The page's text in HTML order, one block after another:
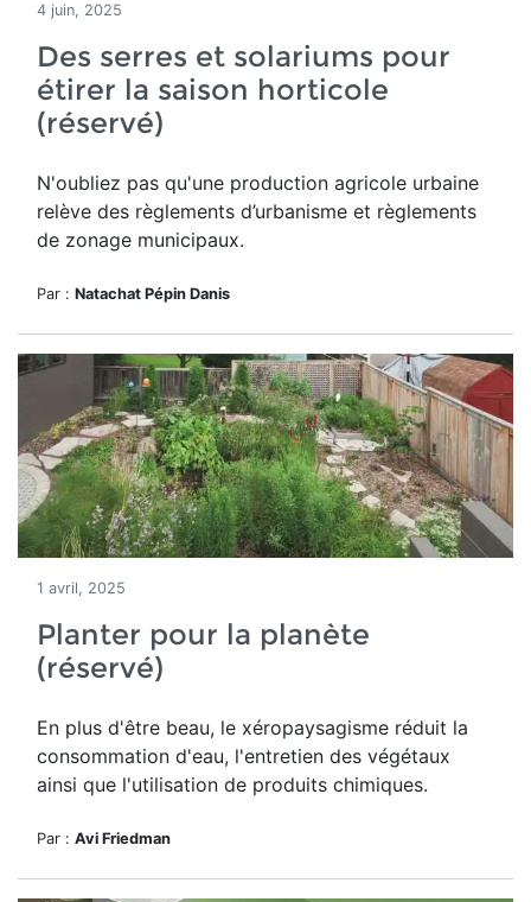
4 juin, 2025
Des serres et solariums pour
étirer la saison horticole
(réservé)
N'oubliez pas qu'une production agricole urbaine
relève des règlements d’urbanisme et règlements
de zonage municipaux.
Par : Natachat Pépin Danis
1 avril, 2025
Planter pour la planète
(réservé)
En plus d'être beau, le xéropaysagisme réduit la
consommation d'eau, l'entretien des végétaux
ainsi que l'utilisation de produits chimiques.
Par : Avi Friedman